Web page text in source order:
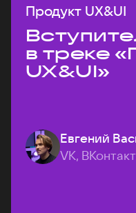
Продукт UX&UI
в треке
UX&UI»
Евгений
VK,